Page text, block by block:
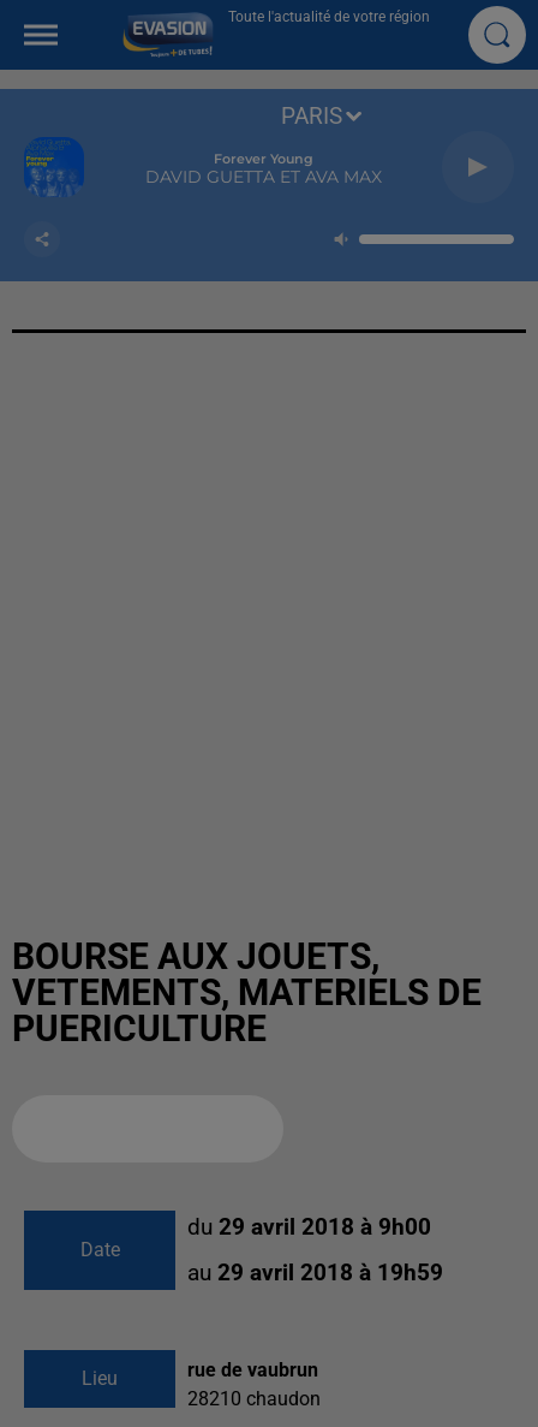
Toute l'actualité de votre région
Forever Young
DAVID GUETTA ET AVA MAX
PARIS
BOURSE AUX JOUETS,
VETEMENTS, MATERIELS DE
PUERICULTURE
Date
du 29 avril 2018 à 9h00
au 29 avril 2018 à 19h59
Lieu
rue de vaubrun
28210 chaudon